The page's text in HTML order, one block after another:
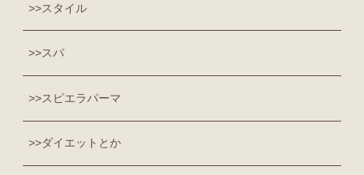
スタイル
スパ
スピエラパーマ
ダイエットとか